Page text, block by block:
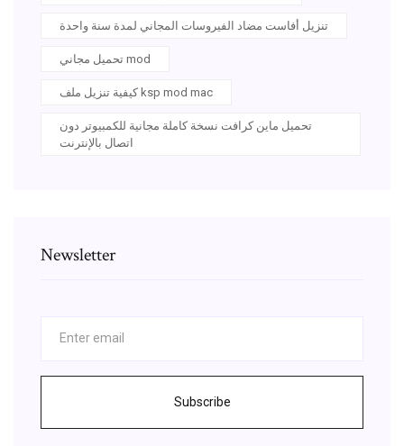
تنزيل أفاست مضاد الفيروسات المجاني لمدة سنة واحدة
تحميل مجاني mod
كيفية تنزيل ملف ksp mod mac
تحميل ماين كرافت نسخة كاملة مجانية للكمبيوتر دون
اتصال بالإنترنت
Newsletter
Subscribe